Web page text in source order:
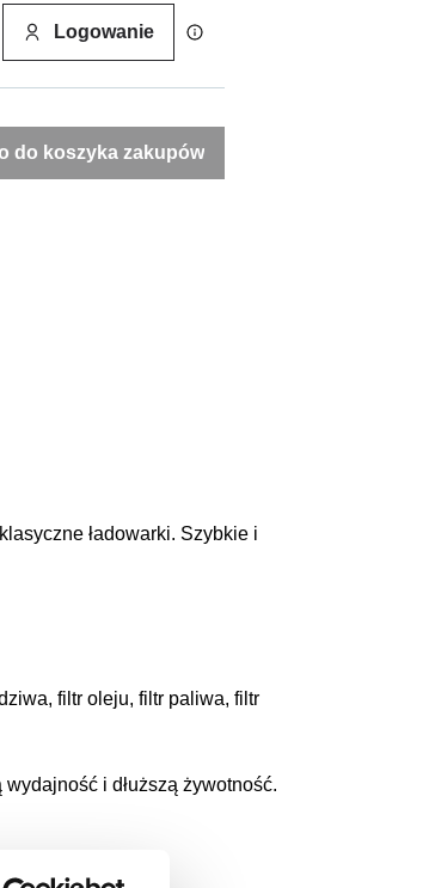
Logowanie
do koszyka zakupów
ładowarki. Szybkie i
filtr oleju, filtr paliwa, filtr
i dłuższą żywotność.